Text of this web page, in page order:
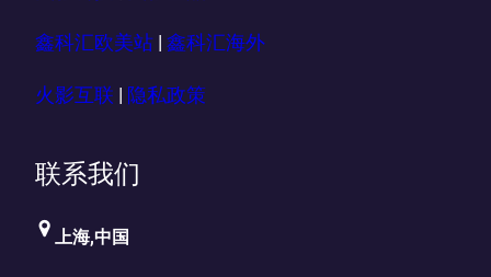
鑫科汇欧美站 鑫科汇海外
火影互联 隐私政策
联系我们
上海,中国